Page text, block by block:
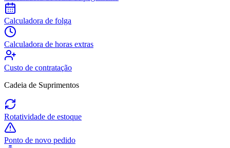
Calculadora de folga
Calculadora de horas extras
Custo de contratação
Cadeia de Suprimentos
Rotatividade de estoque
Ponto de novo pedido